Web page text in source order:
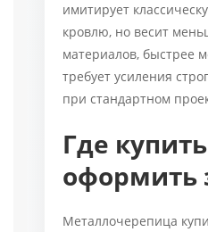
имитирует
кровлю, но весит
материалов, быстрее
требует усиления
при стандартном
Где
оформить
Металлочерепица